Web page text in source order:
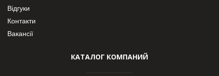
Відгуки
Контакти
Вакансії
КАТАЛОГ КОМПАНИЙ